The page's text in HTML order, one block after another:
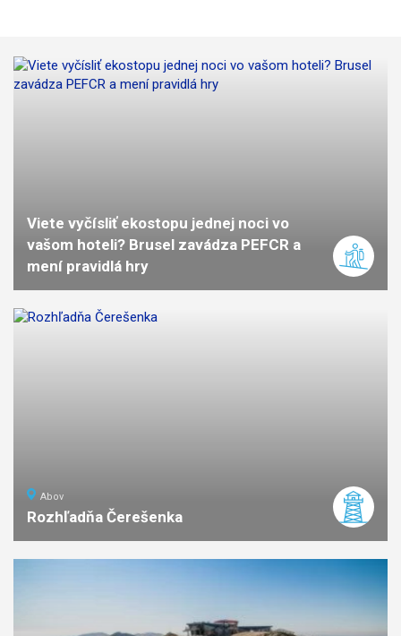
Viete vyčísliť ekostopu jednej noci vo
vašom hoteli? Brusel zavádza PEFCR a
mení pravidlá hry
Abov
Rozhľadňa Čerešenka
ľahkánáročnosť